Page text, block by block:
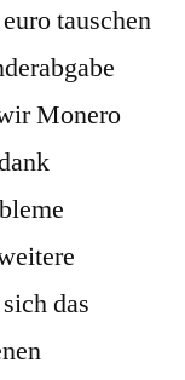
tauschen
Monero
das